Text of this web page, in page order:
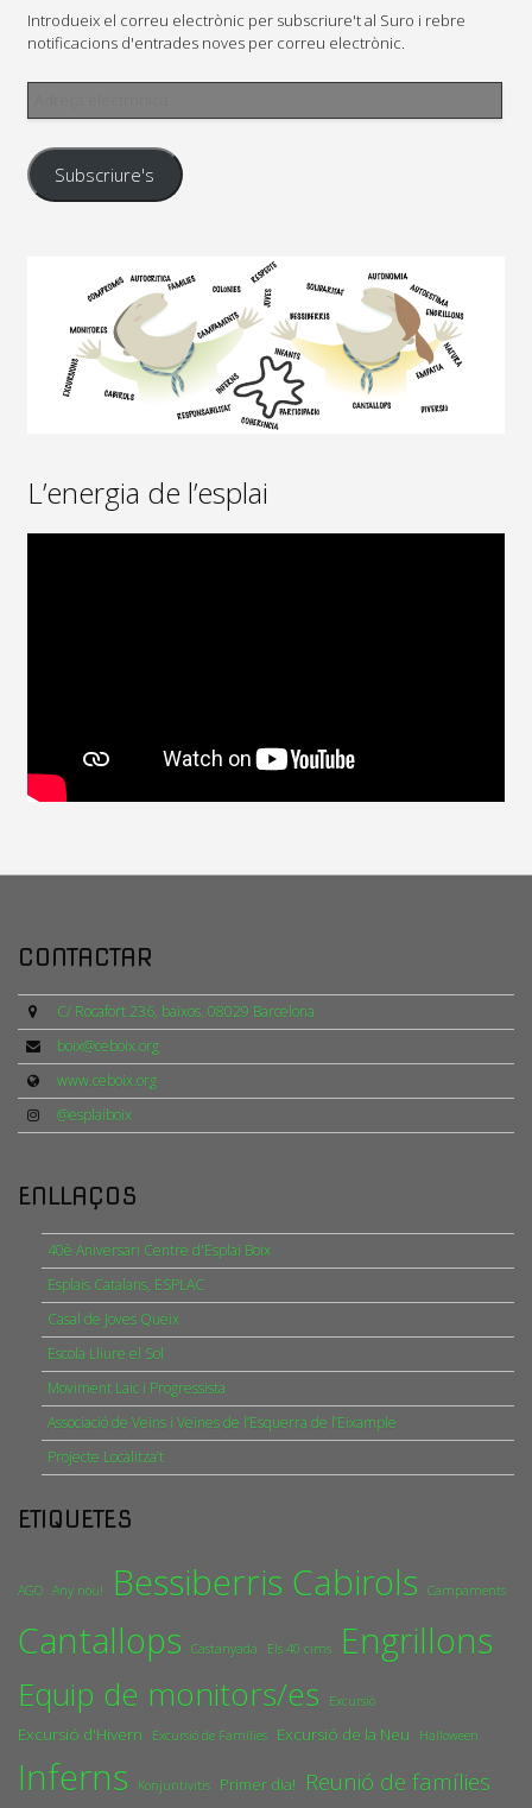
Introdueix el correu electrònic per subscriure't al Suro i rebre
notificacions d'entrades noves per correu electrònic.
Adreça
Subscriure's
L’energia de l’esplai
CONTACTAR
C/ Rocafort 236, baixos. 08029 Barcelona
boix@ceboix.org
www.ceboix.org
@esplaiboix
ENLLAÇOS
40è Aniversari Centre d'Esplai Boix
Esplais Catalans, ESPLAC
Casal de Joves Queix
Escola Lliure el Sol
Moviment Laic i Progressista
Associació de Veïns i Veïnes de l’Esquerra de l’Eixample
Projecte Localitza’t
ETIQUETES
AGO Any nou! Bessiberris Cabirols Campaments
Cantallops Castanyada Els 40 cims Engrillons
Equip de monitors/es Excursió
Excursió d'Hivern Excursió de Famílies Excursió de la Neu Halloween
Inferns Konjuntivitis Primer dia! Reunió de famílies